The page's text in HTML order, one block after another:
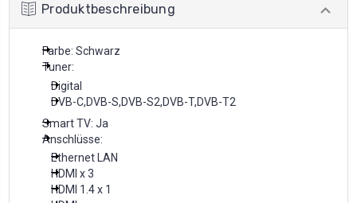
Produktbeschreibung
Farbe: Schwarz
Tuner:
Digital
DVB-C,DVB-S,DVB-S2,DVB-T,DVB-T2
Smart TV: Ja
Anschlüsse:
Ethernet LAN
HDMI x 3
HDMI 1.4 x 1